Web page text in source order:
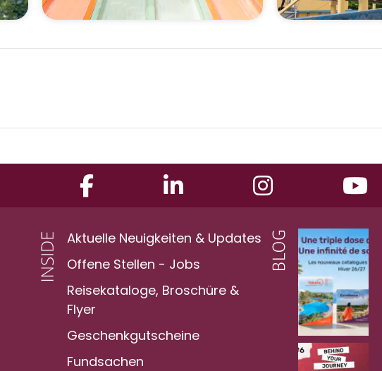
Aktuelle Neuigkeiten & Updates
Offene Stellen - Jobs
Reisekataloge, Broschüre &
Flyer
Geschenkgutscheine
Fundsachen